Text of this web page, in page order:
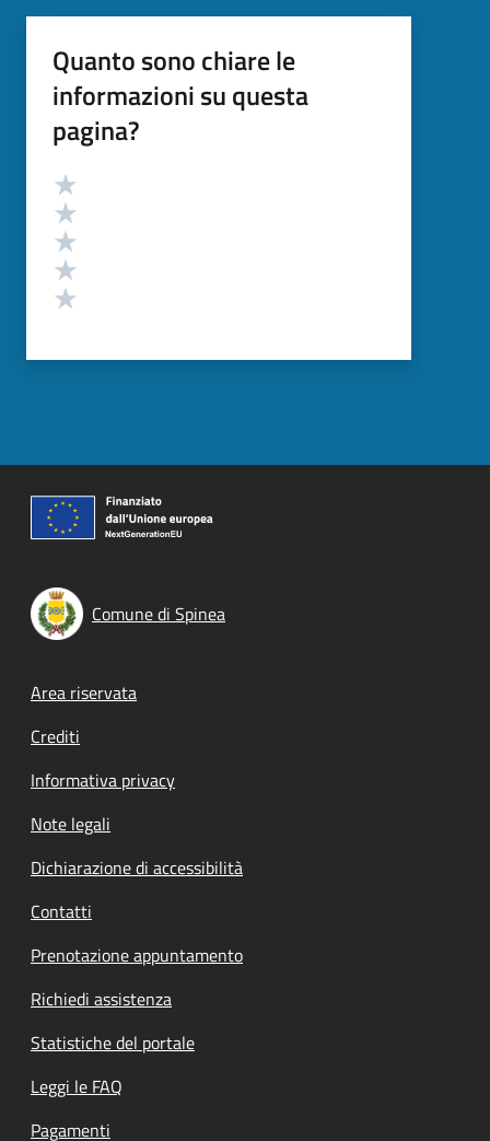
Quanto sono chiare le
informazioni su questa
pagina?
Valutazione
Comune di Spinea
Footer menu
Area riservata
Crediti
Informativa privacy
Note legali
Dichiarazione di accessibilità
Contatti
Prenotazione appuntamento
Richiedi assistenza
Statistiche del portale
Leggi le FAQ
Pagamenti